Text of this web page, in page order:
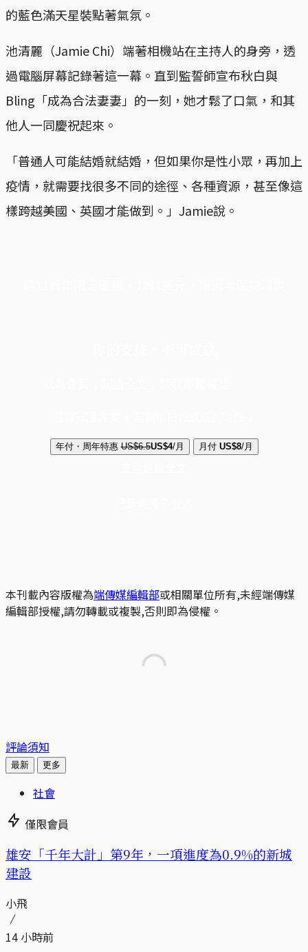
的藍色滿天星裝點著氣氛。
池清麗（Jamie Chi）端著相機站在主持人的身旁，透
過電腦屏幕記錄著這一幕。直到監誓師宣布秋白與
Bling「成為合法妻妻」的一刻，她才鬆了口氣，和其
他人一同慶祝起來。
「普通人可能結婚就結婚，但如果你是性小眾，再加上
疫情，就需要找很多不同的途徑、各種資源，甚至像這
樣跨越美國、英國才能做到。」Jamie說。
年付・周年特惠 US$6.5US$4/月 月付 US$8/月
本刊載內容版權為端傳媒編輯部或相關單位所有,未經端傳媒
編輯部授權,請勿轉載或複製,否則即為侵權。
評論須知
最新 更多
社會
僅限會員
​​雄安「千年大計」第9年，一項進度為0.9%的新城
建設
小飛
14 小時前